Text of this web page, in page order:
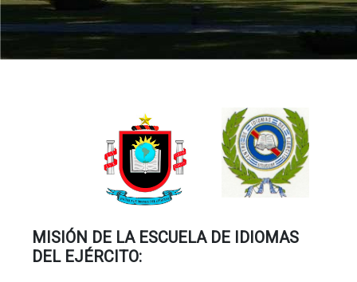
MISIÓN DE LA ESCUELA DE IDIOMAS
DEL EJÉRCITO: